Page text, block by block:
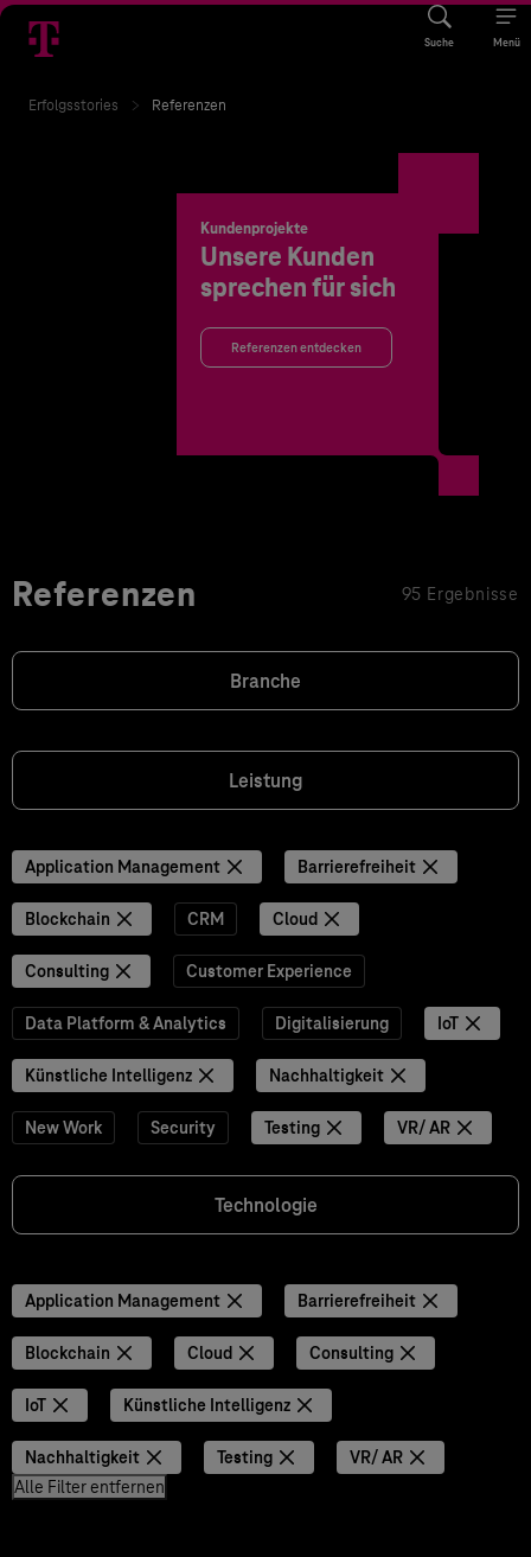
Suche Menü
Erfolgsstories Referenzen
Kundenprojekte
Unsere Kunden
sprechen für sich
Referenzen entdecken
Referenzen 95 Ergebnisse
Branche
Leistung
Application Management Barrierefreiheit
Blockchain CRM Cloud
Consulting Customer Experience
Data Platform & Analytics Digitalisierung IoT
Künstliche Intelligenz Nachhaltigkeit
New Work Security Testing VR/ AR
Technologie
Application Management Barrierefreiheit
Blockchain Cloud Consulting
IoT Künstliche Intelligenz
Nachhaltigkeit Testing
VR/ AR
Alle Filter entfernen